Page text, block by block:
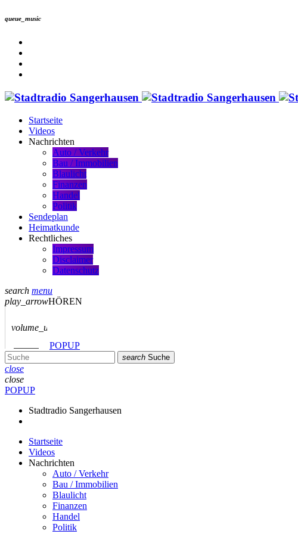
queue_music
Startseite
Videos
Nachrichten
Auto / Verkehr
Bau / Immobilien
Blaulicht
Finanzen
Handel
Politik
Sendeplan
Heimatkunde
Rechtliches
Impressum
Disclaimer
Datenschutz
search menu
play_arrowHÖREN
volume_up
POPUP
search Suche
close
close
POPUP
Stadtradio Sangerhausen
Startseite
Videos
Nachrichten
Auto / Verkehr
Bau / Immobilien
Blaulicht
Finanzen
Handel
Politik